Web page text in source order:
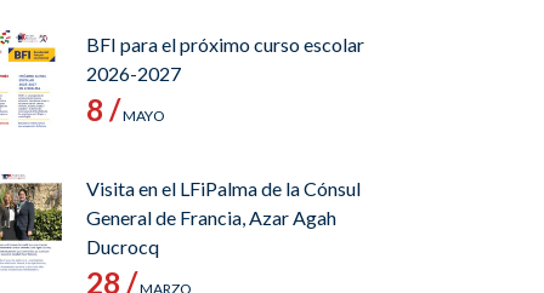
BFI para el próximo curso escolar
2026-2027
8 /MAYO
Visita en el LFiPalma de la Cónsul
General de Francia, Azar Agah
Ducrocq
28 /MARZO